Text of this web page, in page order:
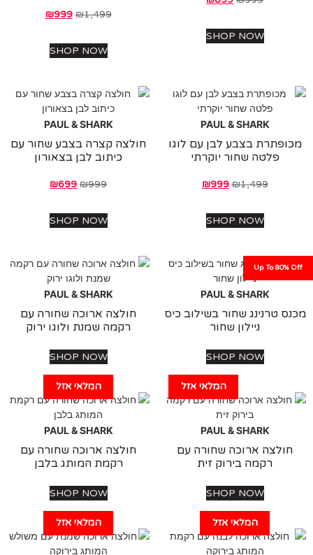
SHOP NOW
₪1,499
₪999
SHOP NOW
PAUL & SHARK
בצבע לבן עם לוגו
פלטה שחור יוקרתי
₪1,499
₪999
SHOP NOW
PAUL & SHARK
חולצה קצרה בצבע שחור עם
כיתוב לבן בצאורון
₪
₪699
SHOP NOW
Up To
המלאי אזל
PAUL & SHARK
טרנינג שחור בשילוב כיס
ניילון שחור
SHOP NOW
המלאי אזל
PAUL & SHARK
חולצה ארוכה שחורה עם
רקמה שמנת ולוגו ירוק
SHOP NOW
המלאי אזל
PAUL & SHARK
ארוכה שחורה עם
רקמה בירוק זית
SHOP NOW
המלאי אזל
PAUL & SHARK
חולצה ארוכה שחורה עם
רקמת המותג בלבן
SHOP NOW